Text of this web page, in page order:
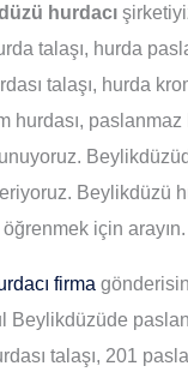
hurdacı
talaşı, hurda
talaşı, hurda
hurdası,
Beylikdüzü
için arayın.
firma
Beylikdüzüde
talaşı, 201